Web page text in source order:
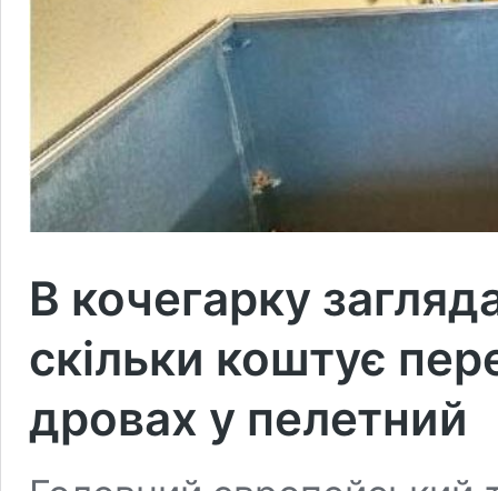
В кочегарку
скільки коштує
дровах у пелетний